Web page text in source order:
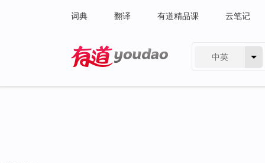
词典 翻译 有道精品课 云笔记
中英